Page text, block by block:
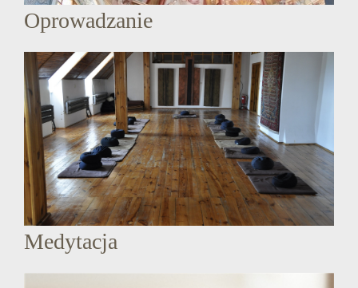
Oprowadzanie
Medytacja